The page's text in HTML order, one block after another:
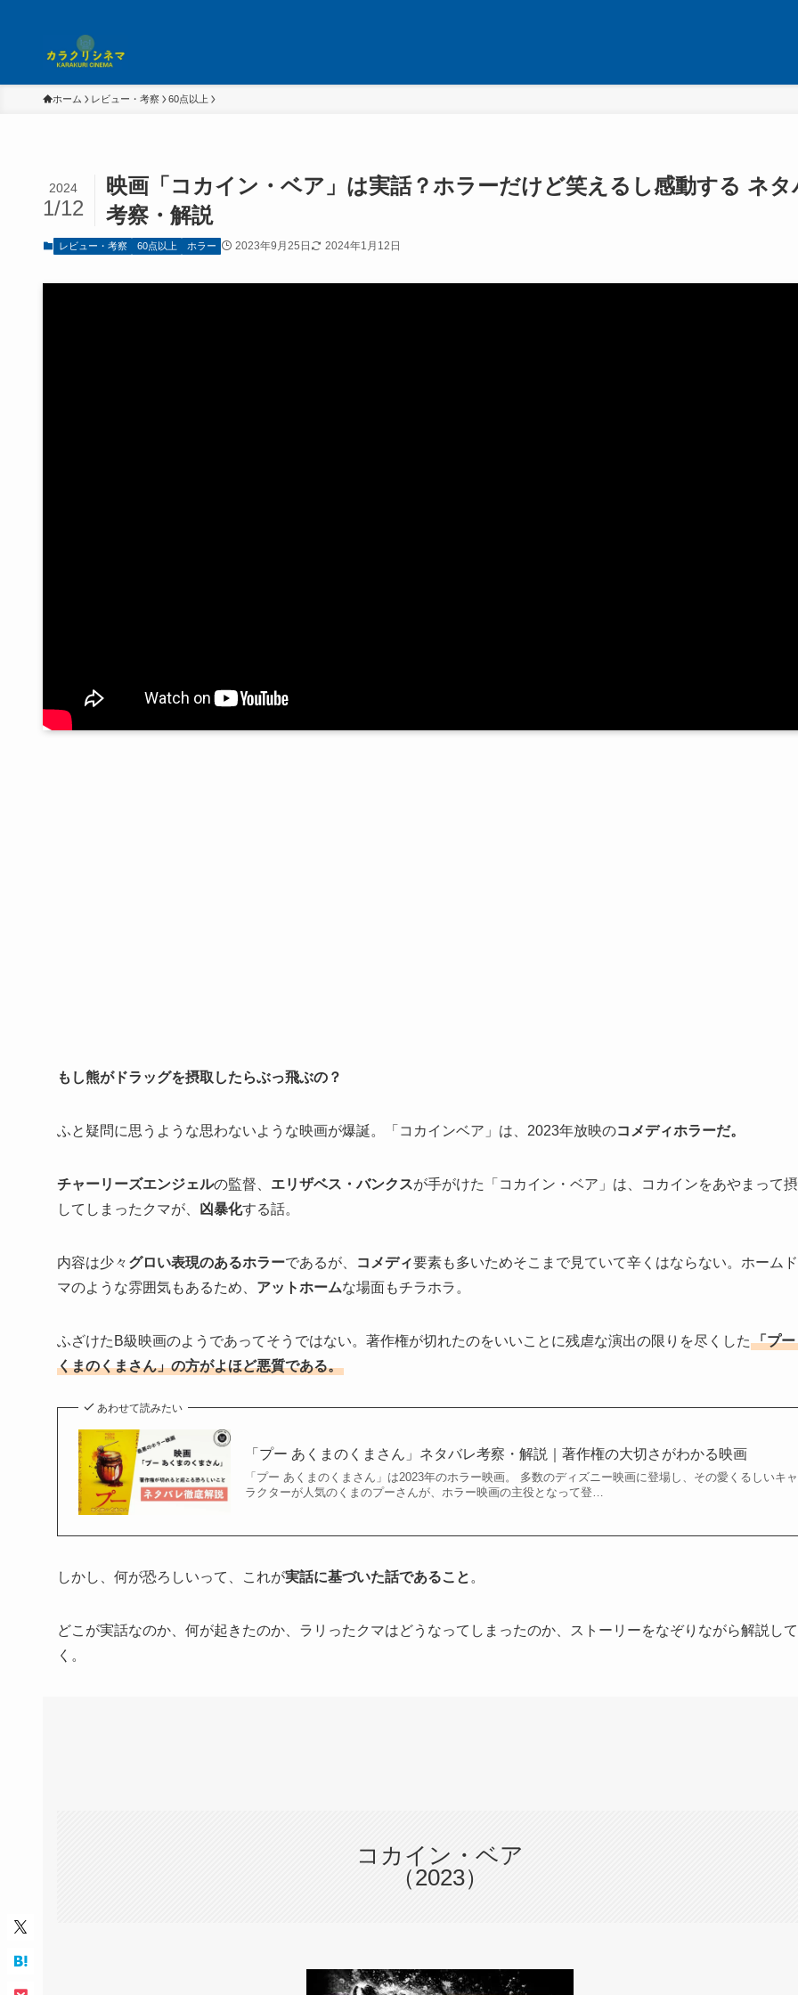
ホーム レビュー・考察 60点以上
映画「コカイン・ベア」は実話？ホラーだけど笑えるし感動する ネタ
考察・解説
2024
1/12
レビュー・考察 60点以上 ホラー 2023年9月25日 2024年1月12日
もし熊がドラッグを摂取したらぶっ飛ぶの？
ふと疑問に思うような思わないような映画が爆誕。「コカインベア」は、2023年放映のコメディホラーだ。
チャーリーズエンジェルの監督、 エリザベス・バンクスが手がけた「コカイン・ベア」は、コカインをあやまって
してしまったクマが、 凶暴化する話。
内容は少々 グロい表現のあるホラーであるが、 コメディ要素も多いためそこまで見ていて辛くはならない。ホーム
マのような雰囲気もあるため、 アットホームな場面もチラホラ。
ふざけたB級映画のようであってそうではない。著作権が切れたのをいいことに残虐な演出の限りを尽くした 「プー
くまのくまさん」の方がよほど悪質である。
あわせて読みたい
「プー あくまのくまさん」ネタバレ考察・解説｜著作権の大切さがわかる映画
「プー あくまのくまさん」は2023年のホラー映画。 多数のディズニー映画に登場し、その愛くるしいキャ
ラクターが人気のくまのプーさんが、ホラー映画の主役となって登…
しかし、何が恐ろしいって、これが実話に基づいた話であること 。
どこが実話なのか、何が起きたのか、ラリったクマはどうなってしまったのか、ストーリーをなぞりながら解説し
く。
コカイン・ベア
（2023）